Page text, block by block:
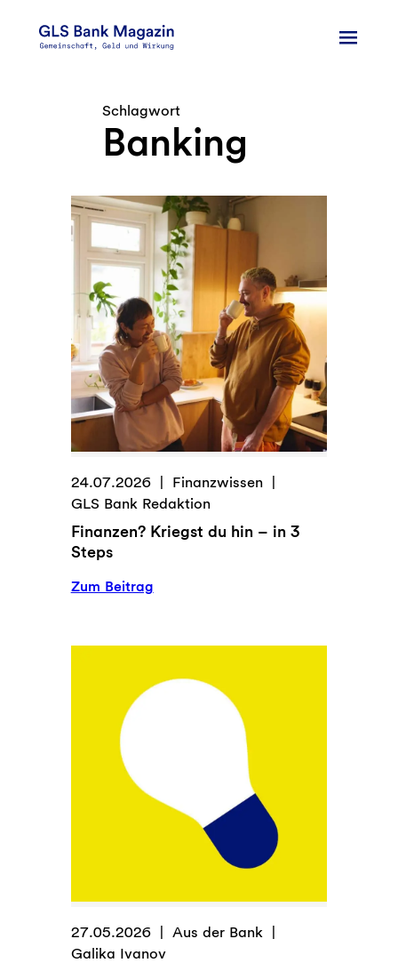
Inhalt
Schlagwort
Banking
24.07.2026
Finanzwissen
GLS Bank Redaktion
Finanzen? Kriegst du hin – in 3
Steps
Zum Beitrag:
du
–
27.05.2026
Aus der Bank
Galika Ivanov